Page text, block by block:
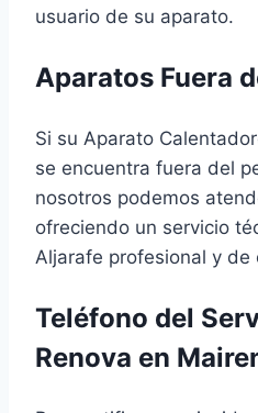
usuario de su aparato.
Aparatos Fuera
Si su Aparato
se encuentra fuera del
nosotros podemos
ofreciendo un servicio
Aljarafe profesional y de
Teléfono del
Renova en